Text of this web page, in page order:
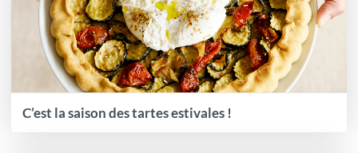
C’est la saison des tartes estivales !